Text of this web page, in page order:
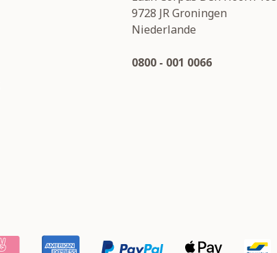
9728 JRGroningen
Niederlande
0800 - 001 0066